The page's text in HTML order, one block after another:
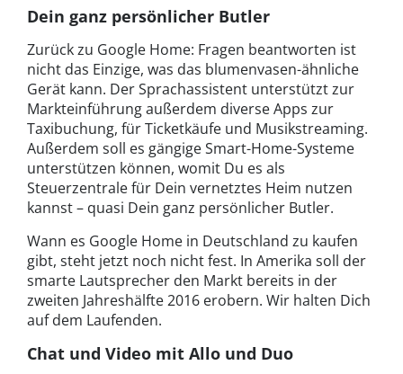
Dein ganz persönlicher Butler
Zurück zu Google Home: Fragen beantworten ist
nicht das Einzige, was das blumenvasen-ähnliche
Gerät kann. Der Sprachassistent unterstützt zur
Markteinführung außerdem diverse Apps zur
Taxibuchung, für Ticketkäufe und Musikstreaming.
Außerdem soll es gängige Smart-Home-Systeme
unterstützen können, womit Du es als
Steuerzentrale für Dein vernetztes Heim nutzen
kannst – quasi Dein ganz persönlicher Butler.
Wann es Google Home in Deutschland zu kaufen
gibt, steht jetzt noch nicht fest. In Amerika soll der
smarte Lautsprecher den Markt bereits in der
zweiten Jahreshälfte 2016 erobern. Wir halten Dich
auf dem Laufenden.
Chat und Video mit Allo und Duo